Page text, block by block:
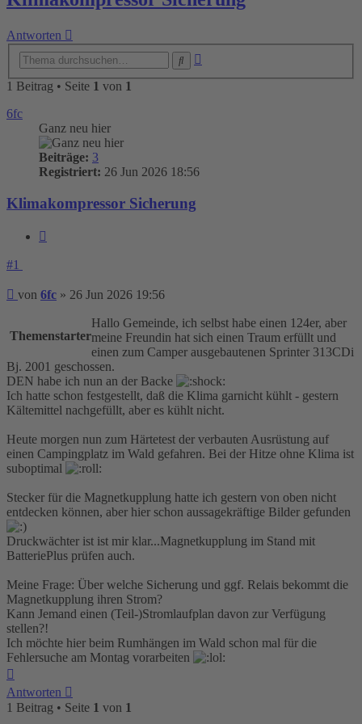
Antworten
1 Beitrag • Seite 1 von 1
6fc
Ganz neu hier
Beiträge: 3
Registriert: 26 Jun 2026 18:56
Klimakompressor Sicherung
#1
Beitrag
von 6fc » 26 Jun 2026 19:56
Themenstarter
Hallo Gemeinde, ich selbst habe einen 124er, aber
meine Freundin hat sich einen Traum erfüllt und
einen zum Camper ausgebautenen Sprinter 313CDi
Bj. 2001 geschossen.
DEN habe ich nun an der Backe
Ich hatte schon festgestellt, daß die Klima garnicht kühlt - gestern
Kältemittel nachgefüllt, aber es kühlt nicht.
Heute morgen nun zum Härtetest der verbauten Ausrüstung auf
einen Campingplatz im Wald gefahren. Bei der Hitze ohne Klima ist
suboptimal
Stecker für die Magnetkupplung hatte ich gestern von oben nicht
entdecken können, aber hier schon aussagekräftige Bilder gefunden
Druckwächter ist ist mir klar...Magnetkupplung im Stand mit
BatteriePlus prüfen auch.
Meine Frage: Über welche Sicherung und ggf. Relais bekommt die
Magnetkupplung ihren Strom?
Kann Jemand einen (Teil-)Stromlaufplan davon zur Verfügung
stellen?!
Ich möchte hier beim Rumhängen im Wald schon mal für die
Fehlersuche am Montag vorarbeiten
oben
Antworten
1 Beitrag • Seite 1 von 1